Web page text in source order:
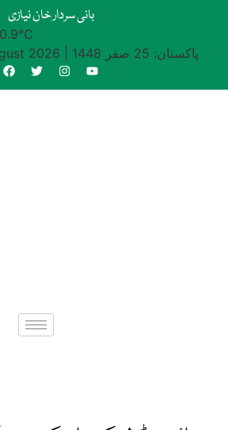
بانی سردار خان نیازی
2026
پاکستان: 25 صفر 1448